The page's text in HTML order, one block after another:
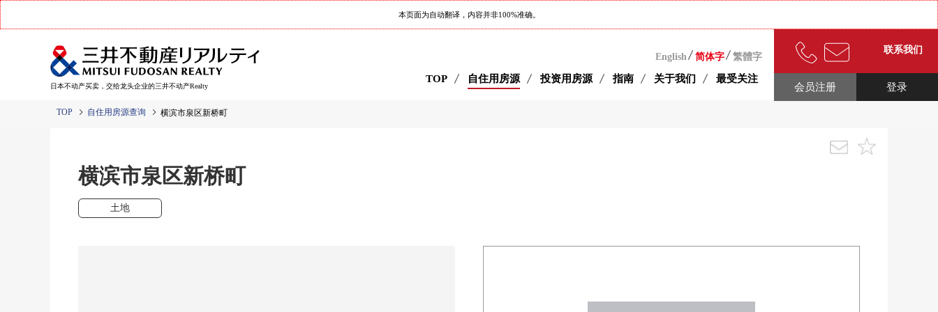
本页面为自动翻译，内容并非100%准确。
日本不动产买卖，交给龙头企业的三井不动产Realty
English 简体字 繁體字
TOP 自住用房源 投资用房源 指南 关于我们 最受关注
联系我们
登录
会员注册
TOP 自住用房源查询 横滨市泉区新桥町
横滨市泉区新桥町
土地